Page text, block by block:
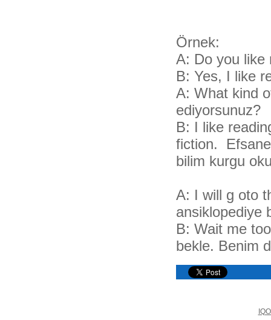
Örnek:
A: Do you like
B: Yes, I like
A: What kind
ediyorsunuz?
B: I like
fiction.
bilim kurgu
A: I will g oto
ansiklopediye
B: Wait me
bekle. Benim